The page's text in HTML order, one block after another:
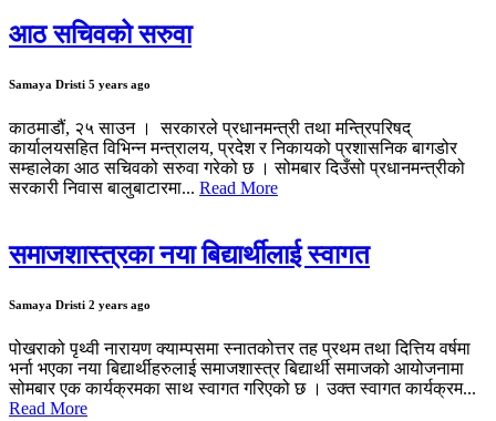
आठ सचिवको सरुवा
Samaya Dristi 5 years ago
काठमाडौं, २५ साउन । सरकारले प्रधानमन्त्री तथा मन्त्रिपरिषद्
कार्यालयसहित विभिन्न मन्त्रालय, प्रदेश र निकायको प्रशासनिक बागडोर
सम्हालेका आठ सचिवको सरुवा गरेको छ । सोमबार दिउँसो प्रधानमन्त्रीको
सरकारी निवास बालुबाटारमा... Read More
समाजशास्त्रका नया बिद्यार्थीलाई स्वागत
Samaya Dristi 2 years ago
पोखराको पृथ्वी नारायण क्याम्पसमा स्नातकोत्तर तह प्रथम तथा दित्तिय वर्षमा
भर्ना भएका नया बिद्यार्थीहरुलाई समाजशास्त्र बिद्यार्थी समाजको आयोजनामा
सोमबार एक कार्यक्रमका साथ स्वागत गरिएको छ । उक्त स्वागत कार्यक्रम...
Read More